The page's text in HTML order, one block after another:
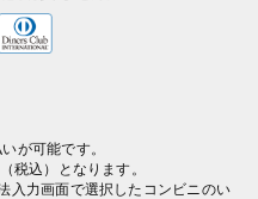
が可能です。
税込）となります。
入力画面で選択したコンビニのい